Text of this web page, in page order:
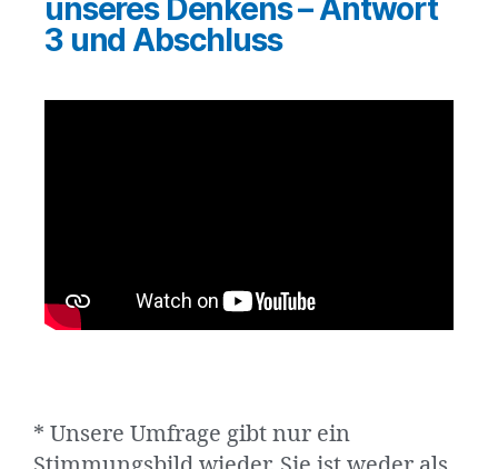
unseres Denkens – Antwort
3 und Abschluss
* Unsere Umfrage gibt nur ein